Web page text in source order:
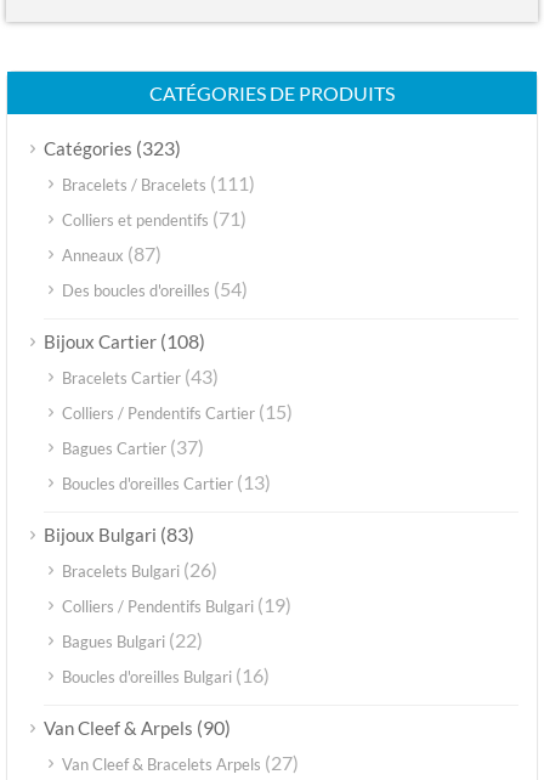
CATÉGORIES DE PRODUITS
Catégories (323)
Bracelets / Bracelets (111)
Colliers et pendentifs (71)
Anneaux (87)
Des boucles d'oreilles (54)
Bijoux Cartier (108)
Bracelets Cartier (43)
Colliers / Pendentifs Cartier (15)
Bagues Cartier (37)
Boucles d'oreilles Cartier (13)
Bijoux Bulgari (83)
Bracelets Bulgari (26)
Colliers / Pendentifs Bulgari (19)
Bagues Bulgari (22)
Boucles d'oreilles Bulgari (16)
Van Cleef & Arpels (90)
Van Cleef & Bracelets Arpels (27)